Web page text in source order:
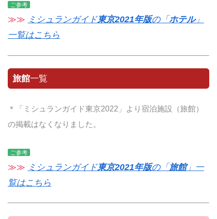
ご参考
≫≫ ミシュランガイド東京2021年版の「ホテル」
一覧はこちら
旅館一覧
＊「ミシュランガイド東京2022」より宿泊施設（旅館）
の掲載はなくなりました。
ご参考
≫≫ ミシュランガイド東京2021年版の「 旅館」一
覧はこちら